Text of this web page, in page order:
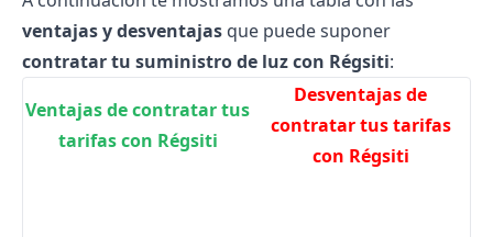
ventajas y desventajas que puede suponer
contratar tu suministro de luz con Régsiti:
Ventajas de contratar tus
tarifas con Régsiti
Desventajas de
contratar tus tarifas
con Régsiti